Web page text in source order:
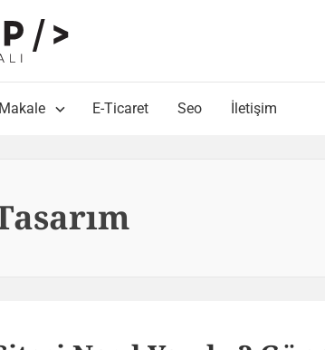
Makale E-Ticaret Seo İletişim